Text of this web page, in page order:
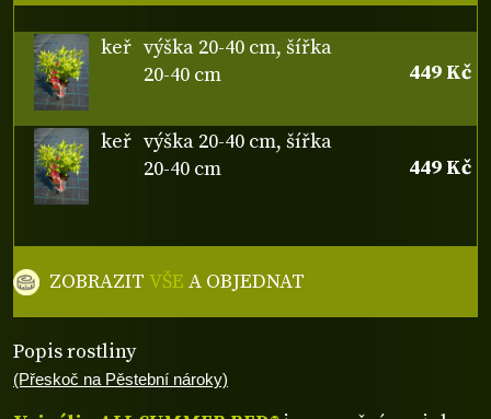
Popis rostliny
(Přeskoč na Pěstební nároky)
keř výška 20-40 cm, šířka
20-40 cm
449 Kč
keř výška 20-40 cm, šířka
20-40 cm
449 Kč
ZOBRAZITVŠE A OBJEDNAT